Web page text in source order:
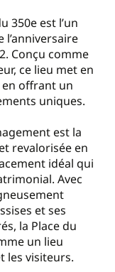
350e est l’un
l’anniversaire
Conçu comme
ce lieu met en
offrant un
uniques.
est la
revalorisée en
idéal qui
Avec
et ses
la Place du
un lieu
les visiteurs.